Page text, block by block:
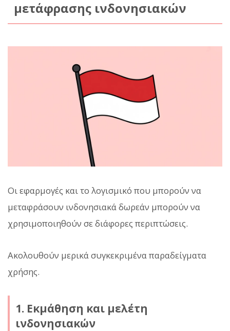
μετάφρασης ινδονησιακών
Οι εφαρμογές και το λογισμικό που μπορούν να
μεταφράσουν ινδονησιακά δωρεάν μπορούν να
χρησιμοποιηθούν σε διάφορες περιπτώσεις.
Ακολουθούν μερικά συγκεκριμένα παραδείγματα
χρήσης.
1. Εκμάθηση και μελέτη
ινδονησιακών